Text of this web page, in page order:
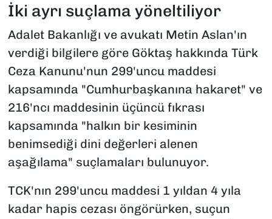
İki ayrı suçlama yöneltiliyor
Adalet Bakanlığı ve avukatı Metin Aslan'ın
verdiği bilgilere göre Göktaş hakkında Türk
Ceza Kanunu'nun 299'uncu maddesi
kapsamında "Cumhurbaşkanına hakaret" ve
216'ncı maddesinin üçüncü fıkrası
kapsamında "halkın bir kesiminin
benimsediği dini değerleri alenen
aşağılama" suçlamaları bulunuyor.
TCK'nın 299'uncu maddesi 1 yıldan 4 yıla
kadar hapis cezası öngörürken, suçun